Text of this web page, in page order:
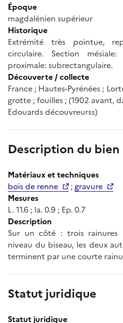
Époque
magdalénien supérieur
Historique
Extrémité très pointue,
circulaire. Section mésiale:
proximale: subrectangulaire.
Découverte / collecte
France ; Hautes-Pyrénées ;
grotte ; fouilles ; (1902 avant,
Edouards découvreurss)
Description du bien
Matériaux et techniques
bois de renne
; gravure
Mesures
L. 11.6 ; la. 0.9 ; Ep. 0.7
Description
Sur un côté : trois rainures
niveau du biseau, les deux
terminent par une courte
Statut juridique
Statut juridique